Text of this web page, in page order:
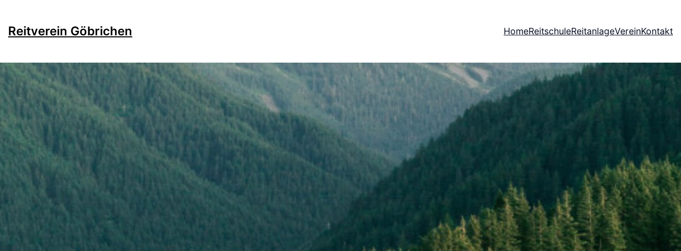
Inhalt
Reitverein Göbrichen HomeReitschuleReitanlageVereinKontakt